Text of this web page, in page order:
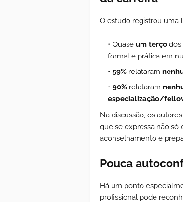
O estudo registrou uma
Quase um terço dos
formal e prática em
59% relataram
90% relataram
especialização/
Na discussão, os
que se expressa não
aconselhamento e
Pouca
Há um ponto
profissional pode